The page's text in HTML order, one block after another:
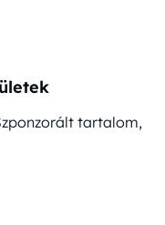
tartalom,